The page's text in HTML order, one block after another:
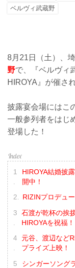
ベルヴィ武蔵野
8月21日（土）、
野で、『ベルヴィ
HIROYA』が催さ
披露宴会場にはこ
一般参列者をはじ
登場した！
HIROYA結婚披
開中！
RIZINプロデュ
石渡が乾杯の挨
HIROYAを祝福！
元谷、渡辺など
プライズ上映！
シンガーソング